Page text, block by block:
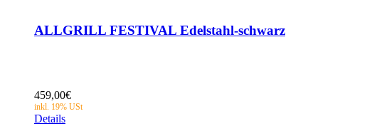
ALLGRILL FESTIVAL Edelstahl-schwarz
459,00€
Details